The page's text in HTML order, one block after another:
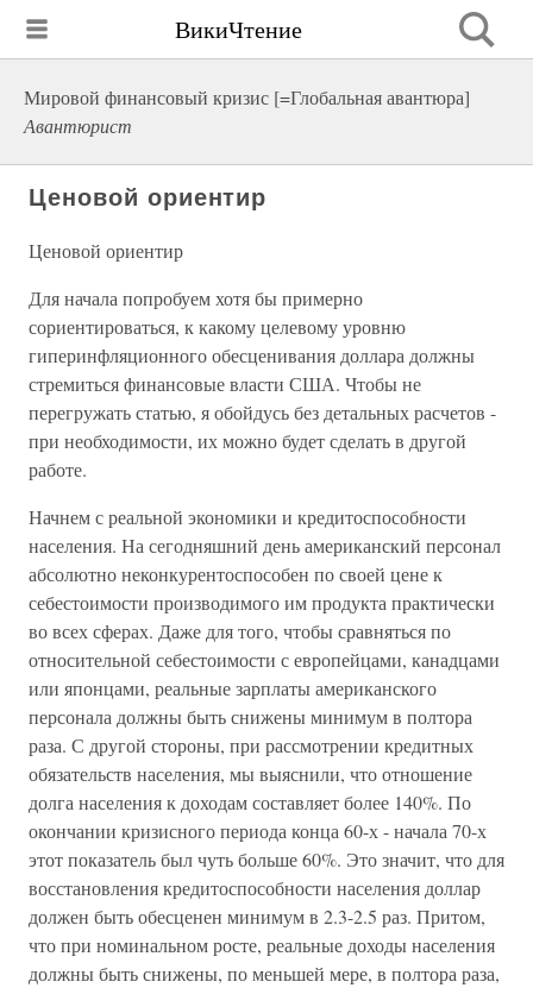
ВикиЧтение
Мировой финансовый кризис [=Глобальная авантюра]
Авантюрист
Ценовой ориентир
Ценовой ориентир
Для начала попробуем хотя бы примерно
сориентироваться, к какому целевому уровню
гиперинфляционного обесценивания доллара должны
стремиться финансовые власти США. Чтобы не
перегружать статью, я обойдусь без детальных расчетов -
при необходимости, их можно будет сделать в другой
работе.
Начнем с реальной экономики и кредитоспособности
населения. На сегодняшний день американский персонал
абсолютно неконкурентоспособен по своей цене к
себестоимости производимого им продукта практически
во всех сферах. Даже для того, чтобы сравняться по
относительной себестоимости с европейцами, канадцами
или японцами, реальные зарплаты американского
персонала должны быть снижены минимум в полтора
раза. С другой стороны, при рассмотрении кредитных
обязательств населения, мы выяснили, что отношение
долга населения к доходам составляет более 140%. По
окончании кризисного периода конца 60-х - начала 70-х
этот показатель был чуть больше 60%. Это значит, что для
восстановления кредитоспособности населения доллар
должен быть обесценен минимум в 2.3-2.5 раз. Притом,
что при номинальном росте, реальные доходы населения
должны быть снижены, по меньшей мере, в полтора раза,